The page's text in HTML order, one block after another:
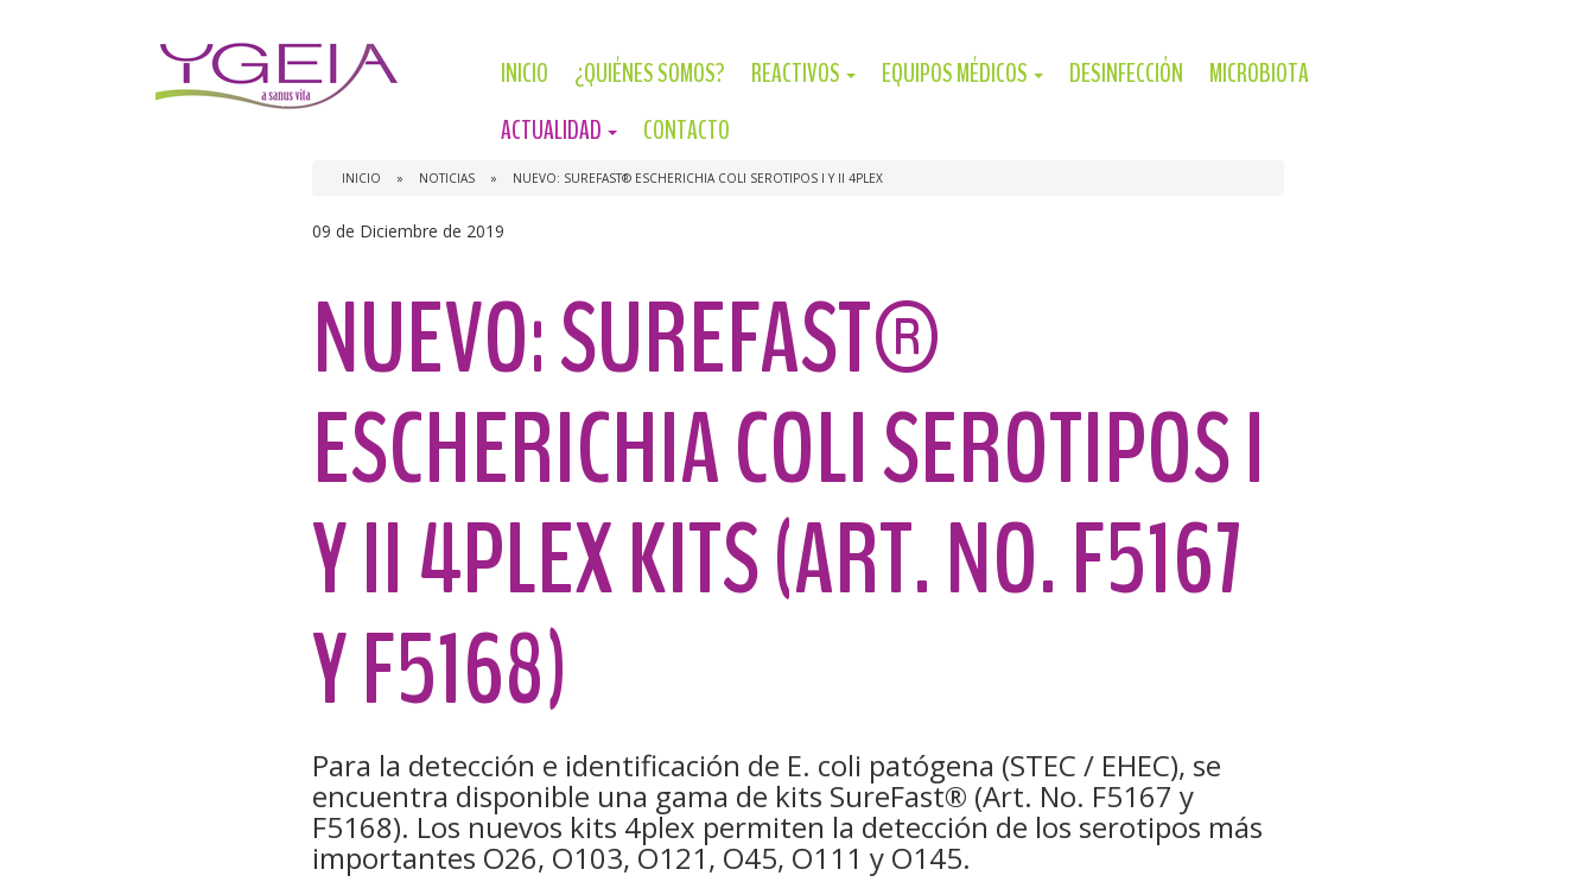
INICIO ¿QUIÉNES SOMOS? REACTIVOS EQUIPOS MÉDICOS DESINFECCIÓN
MICROBIOTA
ACTUALIDAD
CONTACTO
INICIO » NOTICIAS » NUEVO: SUREFAST® ESCHERICHIA COLI SEROTIPOS I Y II 4PLEX
09 de Diciembre de 2019
NUEVO: SUREFAST®
ESCHERICHIA COLI SEROTIPOS I
Y II 4PLEX KITS (ART. NO. F5167
Y F5168)
Para la detección e identificación de E. coli patógena (STEC / EHEC), se
encuentra disponible una gama de kits SureFast® (Art. No. F5167 y
F5168). Los nuevos kits 4plex permiten la detección de los serotipos más
importantes O26, O103, O121, O45, O111 y O145.